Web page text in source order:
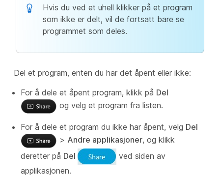
Hvis du ved et uhell klikker på et program
som ikke er delt, vil de fortsatt bare se
programmet som deles.
Del et program, enten du har det åpent eller ikke:
For å dele et åpent program, klikk på Del
og velg et program fra listen.
For å dele et program du ikke har åpent, velg Del
> Andre applikasjoner, og klikk
deretter på Del
ved siden av
applikasjonen.